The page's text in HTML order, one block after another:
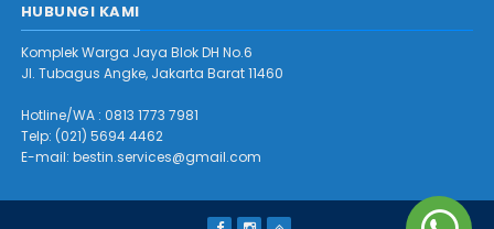
HUBUNGI KAMI
Komplek Warga Jaya Blok DH No.6
Jl. Tubagus Angke, Jakarta Barat 11460
Hotline/WA : 0813 1773 7981
Telp: (021) 5694 4462
E-mail: bestin.services@gmail.com